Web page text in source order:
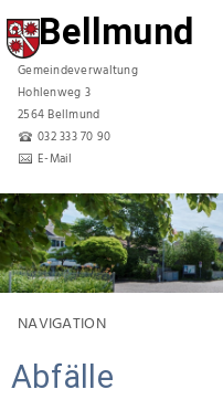
Bellmund
Gemeindeverwaltung
Hohlenweg 3
2564 Bellmund
032 333 70 90
E-Mail
NAVIGATION
Abfälle